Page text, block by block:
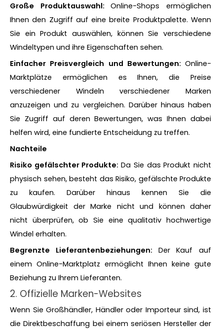
Große Produktauswahl:Online-Shops ermöglichen
Ihnen den Zugriff auf eine breite Produktpalette. Wenn
Sie ein Produkt auswählen, können Sie verschiedene
Windeltypen und ihre Eigenschaften sehen.
Einfacher Preisvergleich und Bewertungen: Online-
Marktplätze ermöglichen es Ihnen, die Preise
verschiedener Windeln verschiedener Marken
anzuzeigen und zu vergleichen. Darüber hinaus haben
Sie Zugriff auf deren Bewertungen, was Ihnen dabei
helfen wird, eine fundierte Entscheidung zu treffen.
Nachteile
Risiko gefälschter Produkte:Da Sie das Produkt nicht
physisch sehen, besteht das Risiko, gefälschte Produkte
zu kaufen. Darüber hinaus kennen Sie die
Glaubwürdigkeit der Marke nicht und können daher
nicht überprüfen, ob Sie eine qualitativ hochwertige
Windel erhalten.
Begrenzte Lieferantenbeziehungen: Der Kauf auf
einem Online-Marktplatz ermöglicht Ihnen keine gute
Beziehung zu Ihrem Lieferanten.
2. Offizielle Marken-Websites
Wenn Sie Großhändler, Händler oder Importeur sind, ist
die Direktbeschaffung bei einem seriösen Hersteller der